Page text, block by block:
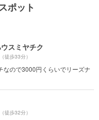
ポット
スミヤチク
（徒歩33分）
なので3000円くらいでリーズナ
（徒歩32分）